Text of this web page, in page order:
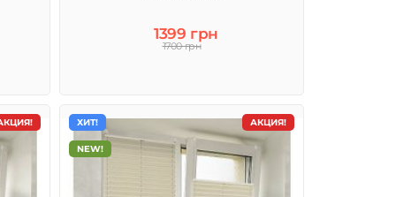
1399 грн
1700 грн
АКЦИЯ!
ХИТ!
NEW!